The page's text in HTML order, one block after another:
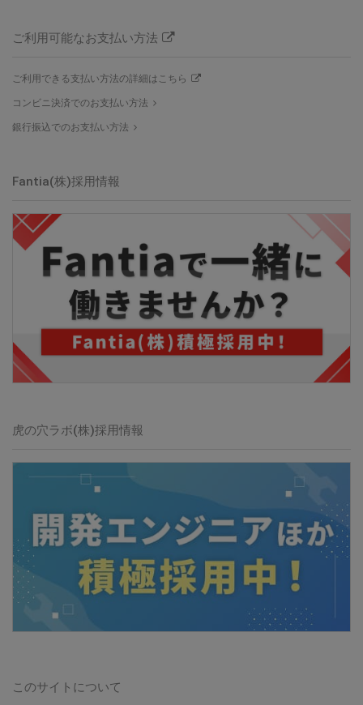
ご利用可能なお支払い方法
ご利用できる支払い方法の詳細はこちら
コンビニ決済でのお支払い方法
銀行振込でのお支払い方法
Fantia(株)採用情報
虎の穴ラボ(株)採用情報
このサイトについて